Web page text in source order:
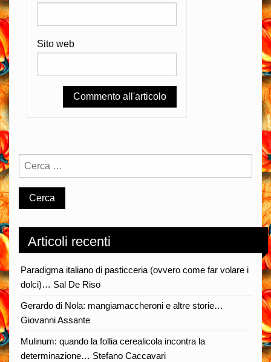
Sito web
Articoli recenti
Paradigma italiano di pasticceria (ovvero come far volare i
dolci)… Sal De Riso
Gerardo di Nola: mangiamaccheroni e altre storie…
Giovanni Assante
Mulinum: quando la follia cerealicola incontra la
determinazione… Stefano Caccavari